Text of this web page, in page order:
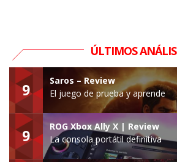
ÚLTIMOS
9
Saros – Review
El juego de prueba y aprende
9
ROG Xbox Ally X | Review
La consola portátil definitiva